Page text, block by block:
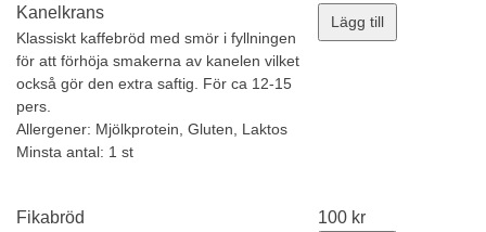
Kanelkrans
Klassiskt kaffebröd med smör i fyllningen
för att förhöja smakerna av kanelen vilket
också gör den extra saftig. För ca 12-15
pers.
Allergener: Mjölkprotein, Gluten, Laktos
Minsta antal: 1 st
Lägg till
Fikabröd
100 kr